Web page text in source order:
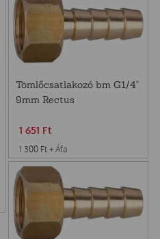
Tömlőcsatlakozó bm G1/4"
9mm Rectus
1 651 Ft
1 300 Ft + Áfa